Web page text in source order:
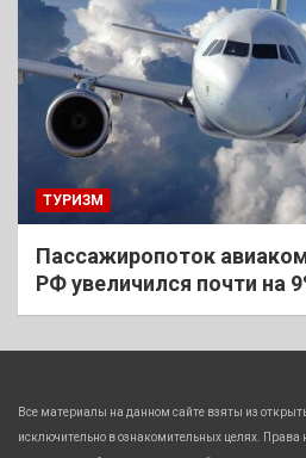
ТУРИЗМ
Пассажиропоток
РФ увеличился почти на
Все материалы на данном сайте взяты из
исключительно в ознакомительных целях.